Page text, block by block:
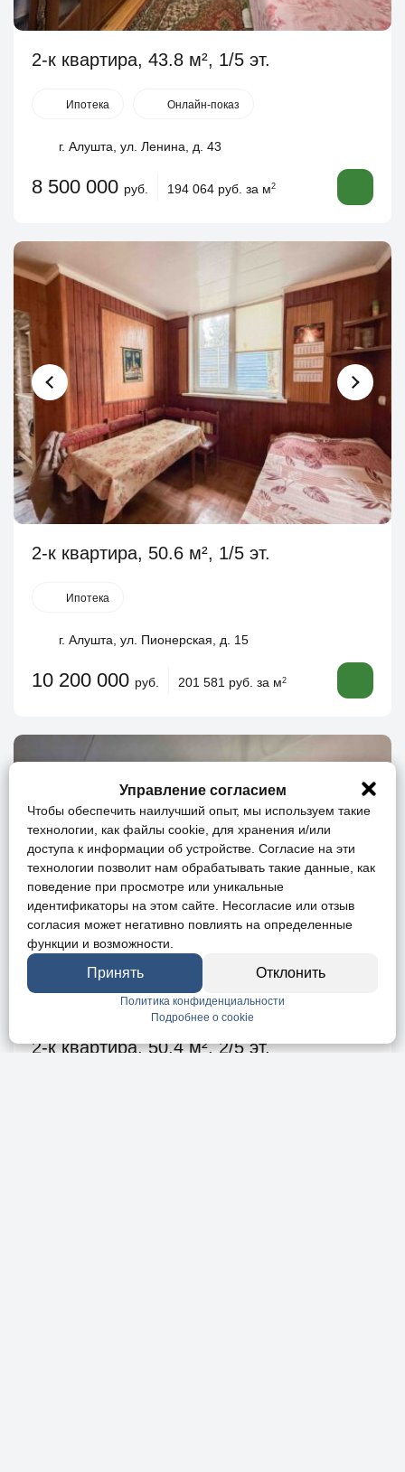
2-к квартира, 43.8 м², 1/5 эт.
Ипотека Онлайн-показ
г. Алушта, ул. Ленина, д. 43
8 500 000 руб. 194 064 руб. за м2
2-к квартира, 50.6 м², 1/5 эт.
Ипотека
г. Алушта, ул. Пионерская, д. 15
10 200 000 руб. 201 581 руб. за м2
2-к квартира, 50.4 м², 2/5 эт.
Управление согласием
Чтобы обеспечить наилучший опыт, мы используем такие
технологии, как файлы cookie, для хранения и/или
доступа к информации об устройстве. Согласие на эти
технологии позволит нам обрабатывать такие данные, как
поведение при просмотре или уникальные
идентификаторы на этом сайте. Несогласие или отзыв
согласия может негативно повлиять на определенные
функции и возможности.
Принять Отклонить
Политика конфиденциальности
Подробнее о cookie